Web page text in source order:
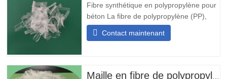
Fibre synthétique en polypropylène pour
béton La fibre de polypropylène (PP),
également appelée fibre de
polypropylène (PP), est fabriquée à partir
maillée est formée par l'interconnexion
Contact maintenant